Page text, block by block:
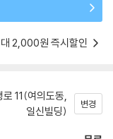
2,000원 즉시할인
11(여의도동,
일신빌딩)
변경